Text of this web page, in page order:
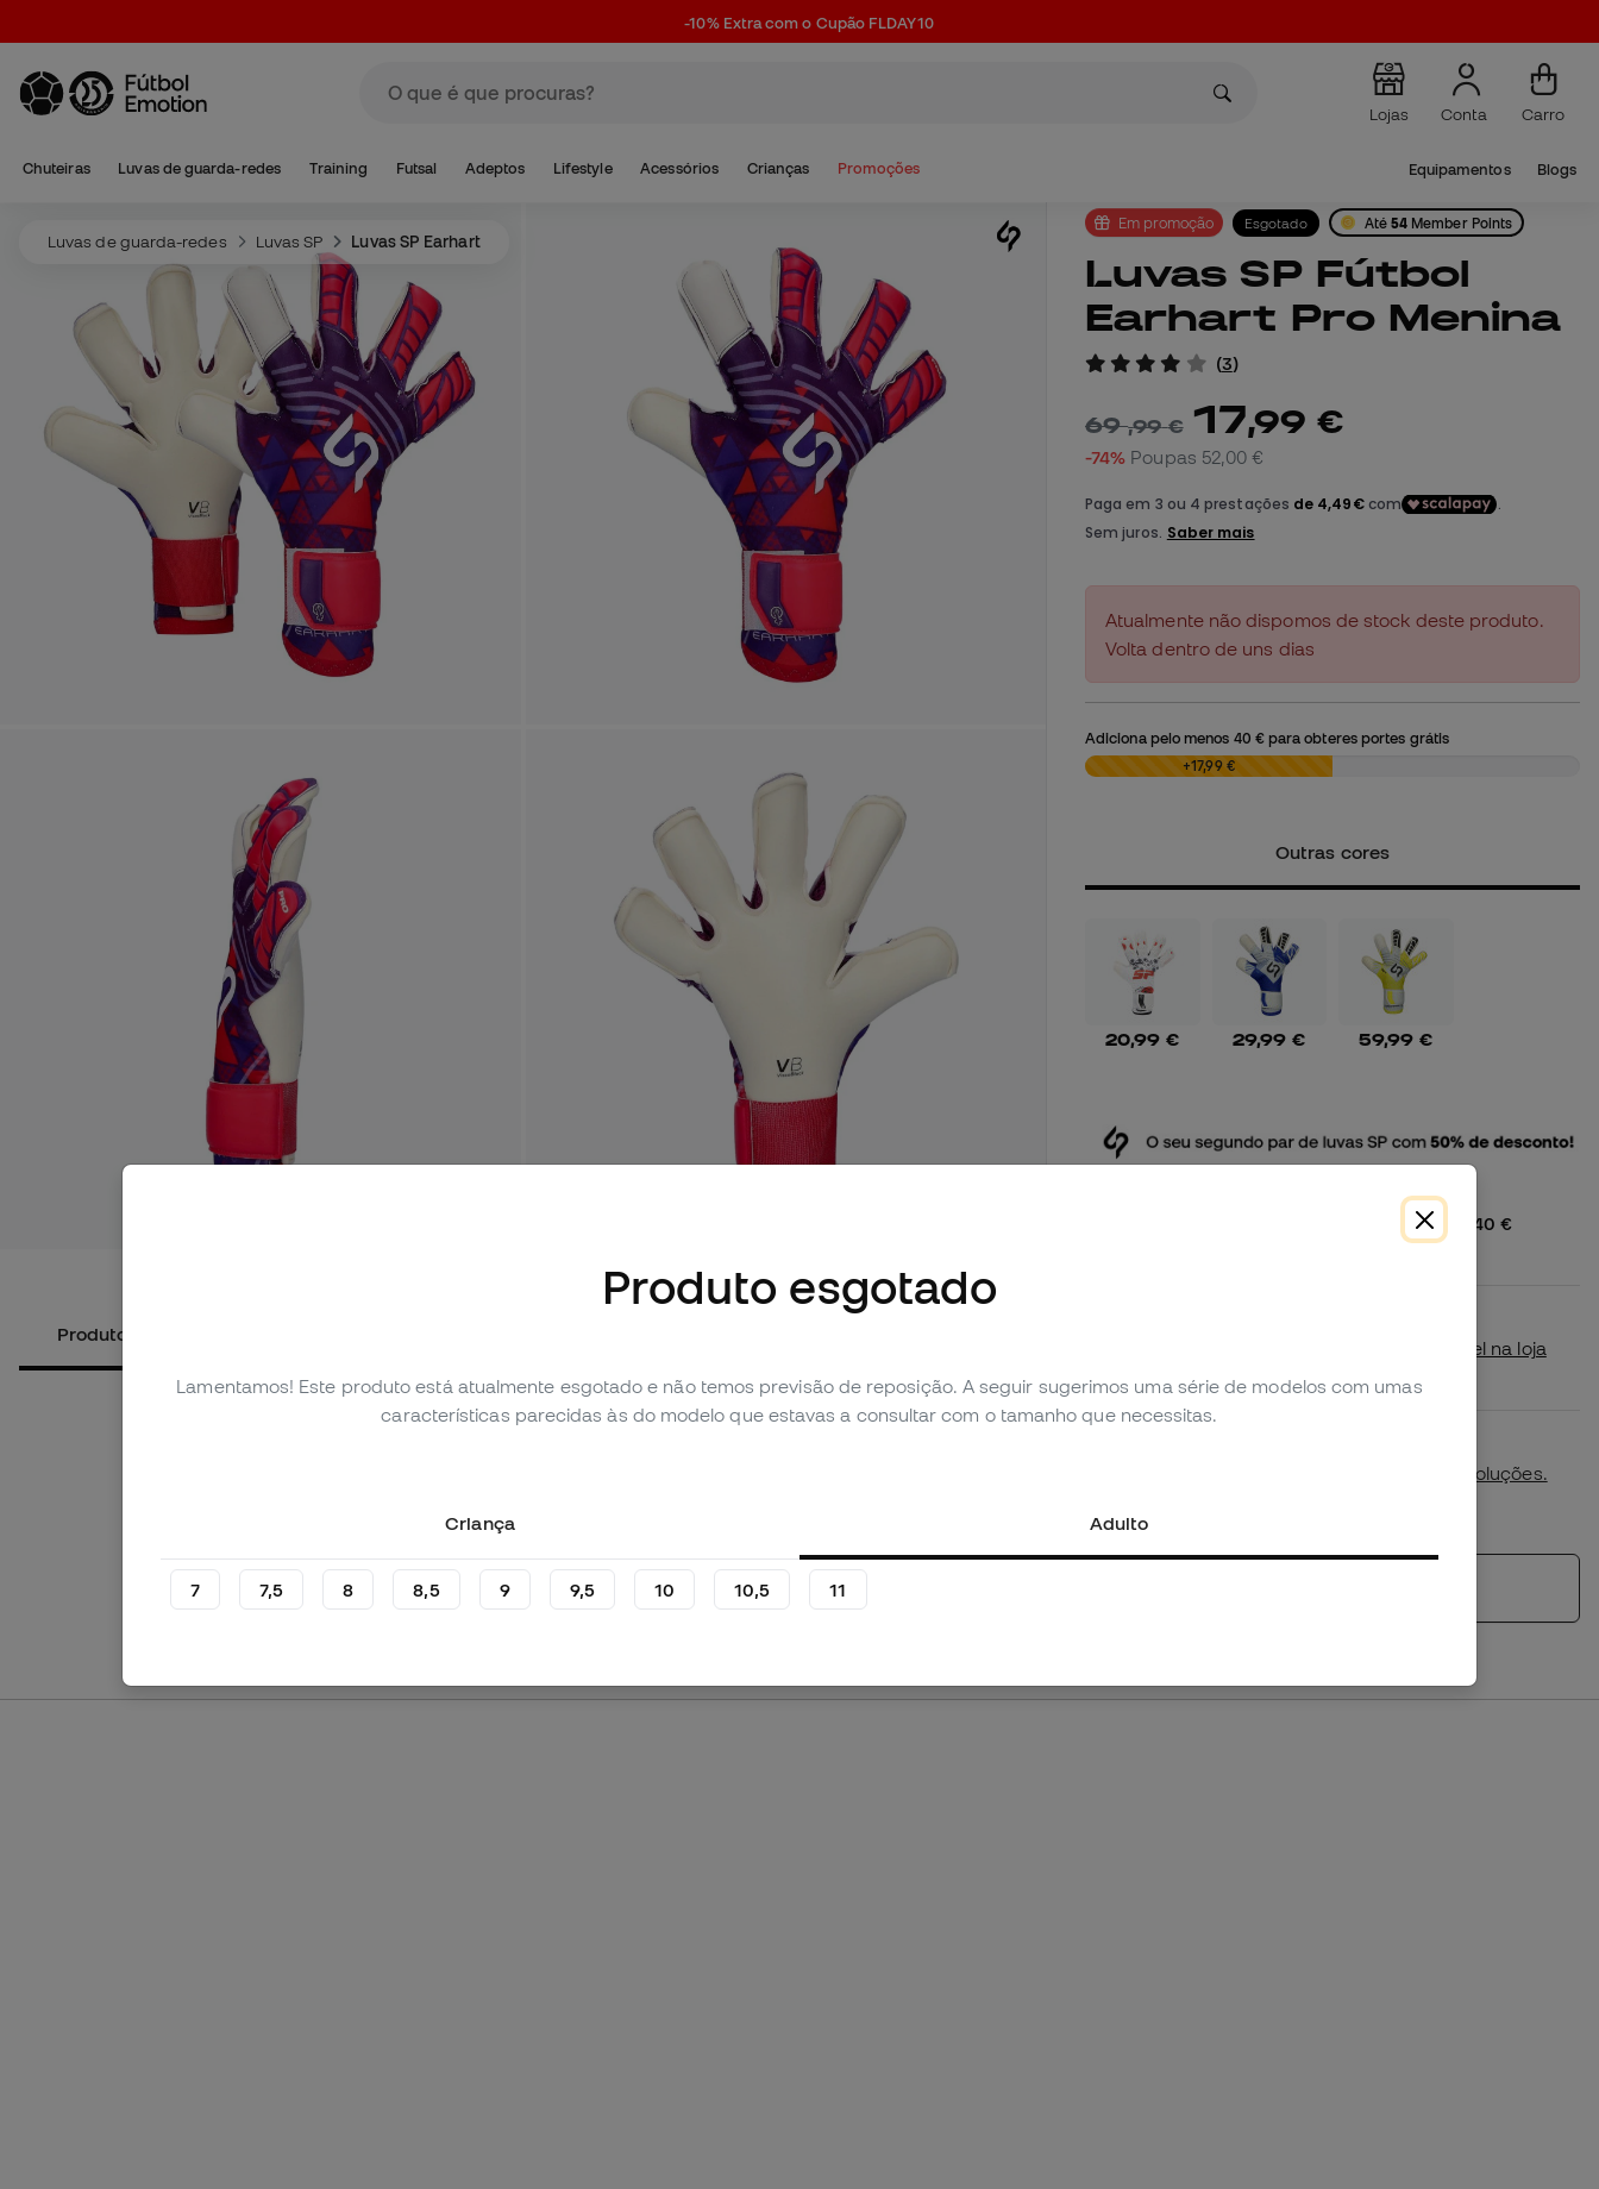
-10% Extra com o Cupão FLDAY10
Lojas Conta Carro
Chuteiras Luvas de guarda-redes Training Futsal Adeptos Lifestyle Acessórios Crianças Promoções Equipamentos Blogs
Luvas de guarda-redes Luvas SP Luvas SP Earhart
Produtos alternativos
Em promoção Esgotado Até 54 Member Points
Luvas SP Fútbol
Earhart Pro Menina
(3)
69,99 € 17,99 €
-74% Poupas 52,00 €
Atualmente não dispomos de stock deste produto.
Volta dentro de uns dias
Adiciona pelo menos 40 € para obteres portes grátis
0,00 € +17,99 €
Outras cores
20,99 € 29,99 € 59,99 €
Envio gratuito a Portugal a partir de 40 €
Verifica se este produto está disponível na loja
mais próxima de ti.
política de devoluções.
Produto esgotado
Lamentamos! Este produto está atualmente esgotado e não temos previsão de reposição. A seguir sugerimos uma série de modelos com umas
características parecidas às do modelo que estavas a consultar com o tamanho que necessitas.
Criança Adulto
7 7,5 8 8,5 9 9,5 10 10,5 11